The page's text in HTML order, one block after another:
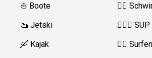
⛵️ Boote
🚤 Jetski
🛶 Kajak
🏊‍♂️
🏄‍♀️🛶 SUP
🏄‍♂️ Surfen